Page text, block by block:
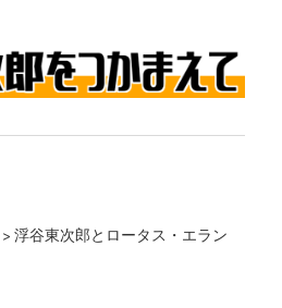
>浮谷東次郎とロータス・エラン